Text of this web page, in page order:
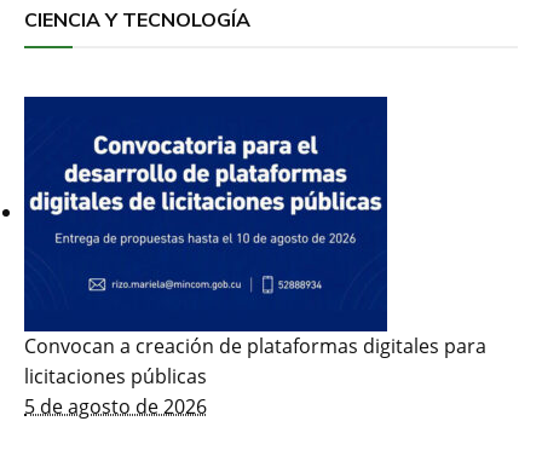
CIENCIA Y TECNOLOGÍA
Convocan a creación de plataformas digitales para
licitaciones públicas
5 de agosto de 2026